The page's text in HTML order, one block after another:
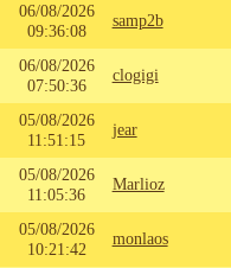
06/08/2026
09:36:08
samp2b
06/08/2026
07:50:36
clogigi
05/08/2026
11:51:15
jear
05/08/2026
11:05:36
Marlioz
05/08/2026
10:21:42
monlaos